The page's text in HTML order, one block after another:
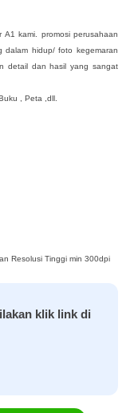
A1 kami. promosi perusahaan
dalam hidup/ foto kegemaran
detail dan hasil yang sangat
, Peta ,dll.
Resolusi Tinggi min 300dpi
klik link di